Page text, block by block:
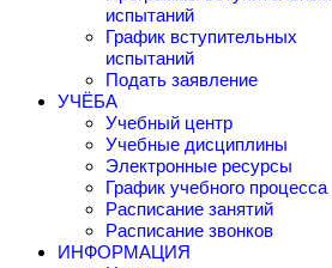
испытаний
График вступительных
испытаний
Подать заявление
УЧЁБА
Учебный центр
Учебные дисциплины
Электронные ресурсы
График учебного процесса
Расписание занятий
Расписание звонков
ИНФОРМАЦИЯ